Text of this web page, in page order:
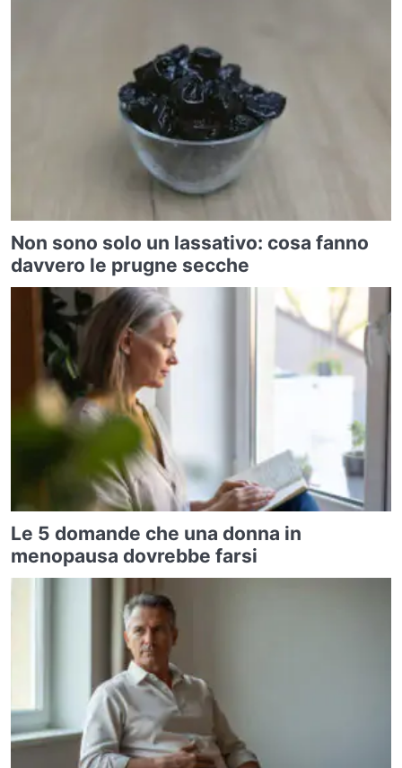
Non sono solo un lassativo: cosa fanno
davvero le prugne secche
Le 5 domande che una donna in
menopausa dovrebbe farsi